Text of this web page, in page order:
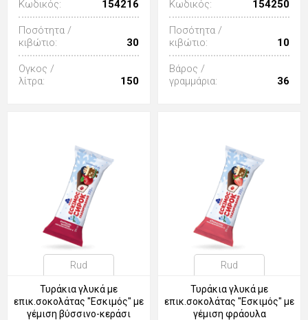
Κωδικός: 154216
Ποσότητα /
κιβώτιο:
30
Ογκος /
λίτρα:
150
Κωδικός: 154250
Ποσότητα /
κιβώτιο:
10
Βάρος /
γραμμάρια:
36
Rud
Τυράκια γλυκά με
επικ.σοκολάτας "Εσκιμός" με
γέμιση βύσσινο-κεράσι
Rud
Τυράκια γλυκά με
επικ.σοκολάτας "Εσκιμός" με
γέμιση φράουλα